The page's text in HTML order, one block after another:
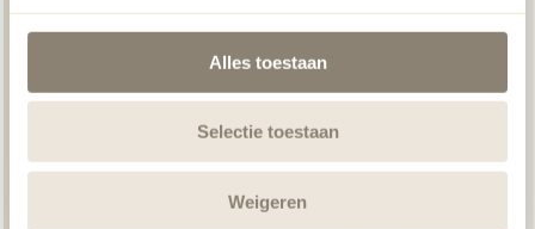
Alles toestaan
Selectie toestaan
Weigeren